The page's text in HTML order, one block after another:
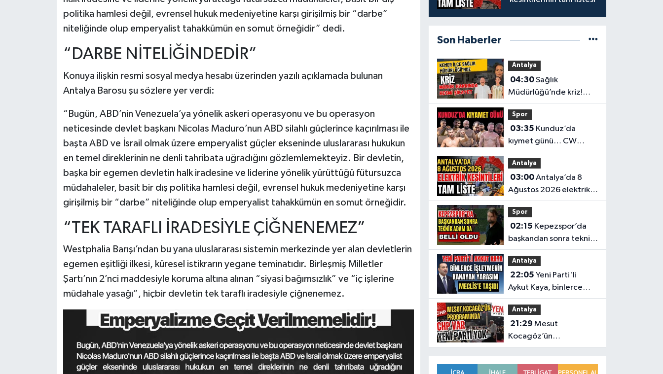
politika hamlesi değil, evrensel hukuk medeniyetine karşı girişilmiş bir “darbe”
niteliğinde olup emperyalist tahakkümün en somut örneğidir” dedi.
“DARBE NİTELİĞİNDEDİR”
Konuya ilişkin resmi sosyal medya hesabı üzerinden yazılı açıklamada bulunan
Antalya Barosu şu sözlere yer verdi:
“Bugün, ABD’nin Venezuela’ya yönelik askeri operasyonu ve bu operasyon
neticesinde devlet başkanı Nicolas Maduro’nun ABD silahlı güçlerince kaçırılması ile
başta ABD ve İsrail olmak üzere emperyalist güçler ekseninde uluslararası hukukun
en temel direklerinin ne denli tahribata uğradığını gözlemlemekteyiz. Bir devletin,
başka bir egemen devletin halk iradesine ve liderine yönelik yürüttüğü fütursuzca
müdahaleler, basit bir dış politika hamlesi değil, evrensel hukuk medeniyetine karşı
girişilmiş bir “darbe” niteliğinde olup emperyalist tahakkümün en somut örneğidir.
“TEK TARAFLI İRADESİYLE ÇİĞNENEMEZ”
Westphalia Barışı’ndan bu yana uluslararası sistemin merkezinde yer alan devletlerin
egemen eşitliği ilkesi, küresel istikrarın yegane teminatıdır. Birleşmiş Milletler
Şartı’nın 2’nci maddesiyle koruma altına alınan “siyasi bağımsızlık” ve “iç işlerine
müdahale yasağı”, hiçbir devletin tek taraflı iradesiyle çiğnenemez.
Son Haberler
Antalya
04:30Sağlık
Müdürlüğü’nde kriz!
Müdür hakkında resmi
şikayet
Spor
03:35
kıymet günü… CW
Enerji Yağlı Güreş
Ligi’nin 6. Etabı öncesi
nefesler tutuldu
Antalya
03:00Antalya’da 8
Ağustos 2026 elektrik
kesintilerinin tam listesi
Spor
02:15
başkandan sonra teknik
adam da belli oldu
Antalya
22:05
Aykut Kaya, binlerce
işletmenin kanayan
yarasını Meclis'e taşıdı
Antalya
21:29
Kocagöz’ün
programında CHP var